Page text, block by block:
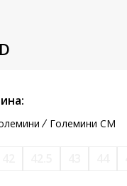
Големини CM